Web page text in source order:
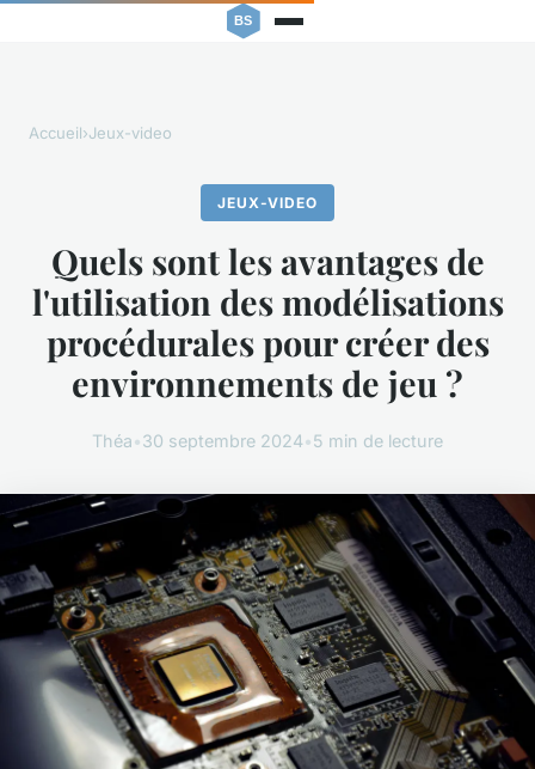
Accueil›Jeux-video
JEUX-VIDEO
Quels sont les avantages de
l'utilisation des modélisations
procédurales pour créer des
environnements de jeu ?
Théa•30 septembre 2024•5 min de lecture